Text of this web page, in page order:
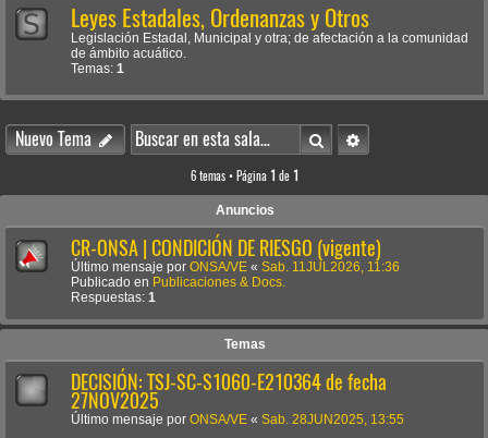
Leyes Estadales, Ordenanzas y Otros
Legislación Estadal, Municipal y otra; de afectación a la comunidad
de ámbito acuático.
Temas: 1
Nuevo Tema BuscarBúsqueda avanzada
6 temas • Página 1 de 1
Anuncios
CR-ONSA | CONDICIÓN DE RIESGO (vigente)
Último mensaje por ONSA/VE « Sab. 11JUL2026, 11:36
Publicado en Publicaciones & Docs.
Respuestas: 1
Temas
DECISIÓN: TSJ-SC-S1060-E210364 de fecha
27NOV2025
Último mensaje por ONSA/VE « Sab. 28JUN2025, 13:55